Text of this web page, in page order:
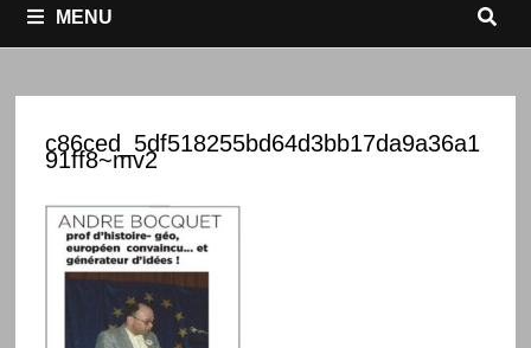
MENU
c86ced_5df518255bd64d3bb17da9a36a1
91ff8~mv2